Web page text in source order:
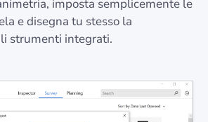
imposta semplicemente le
e disegna tu stesso la
strumenti integrati.